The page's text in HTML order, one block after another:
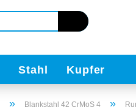
Stahl Kupfer
» Blankstahl 42 CrMoS 4 »